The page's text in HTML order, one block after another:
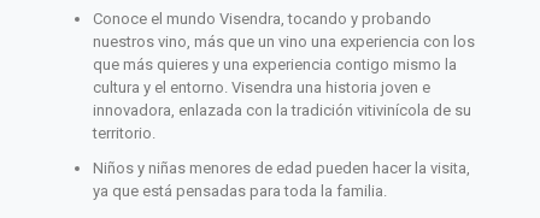
Conoce el mundo Visendra, tocando y probando
nuestros vino, más que un vino una experiencia con los
que más quieres y una experiencia contigo mismo la
cultura y el entorno. Visendra una historia joven e
innovadora, enlazada con la tradición vitivinícola de su
territorio.
Niños y niñas menores de edad pueden hacer la visita,
ya que está pensadas para toda la familia.